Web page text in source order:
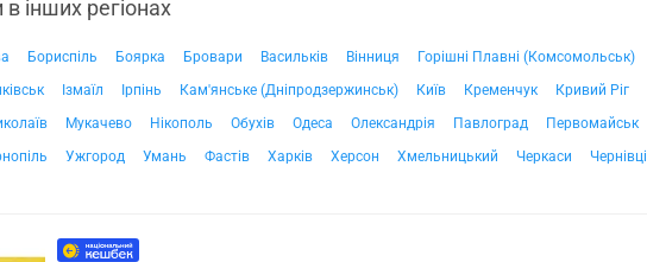
інших регіонах
Бориспіль Боярка Бровари Васильків Вінниця Горішні Плавні (Комсомольськ)
Ізмаїл Ірпінь Кам'янське (Дніпродзержинськ) Київ Кременчук Кривий Ріг
Мукачево Нікополь Обухів Одеса Олександрія Павлоград Первомайськ
Ужгород Умань Фастів Харків Херсон Хмельницький Черкаси Чернівці